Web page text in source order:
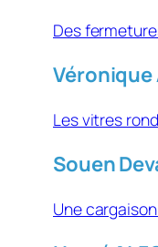
Des
Véronique
Les vitres
Souen
Une